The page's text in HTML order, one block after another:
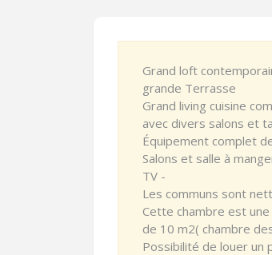
Grand loft
grande Terrasse
Grand living cuisine
avec divers salons et
Équipement complet
Salons et salle à
TV -
Les communs sont
Cette chambre est
de 10 m2( chambre
Possibilité de louer un